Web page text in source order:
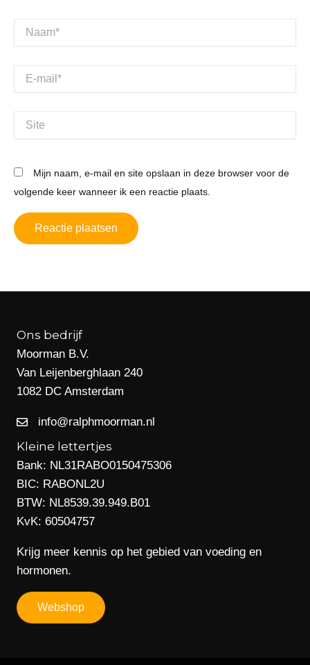
Naam*
mail*
Site
Mijn naam, e-mail en site opslaan in deze browser voor de
volgende keer wanneer ik een reactie plaats.
Ons bedrijf
Moorman B.V.
Van Leijenberghlaan 240
1082 DC Amsterdam
info@ralphmoorman.nl
Kleine lettertjes
Bank: NL31RABO0150475306
BIC: RABONL2U
BTW: NL8539.39.949.B01
KvK: 60504757
Krijg meer kennis op het gebied van voeding en
hormonen.
Webshop